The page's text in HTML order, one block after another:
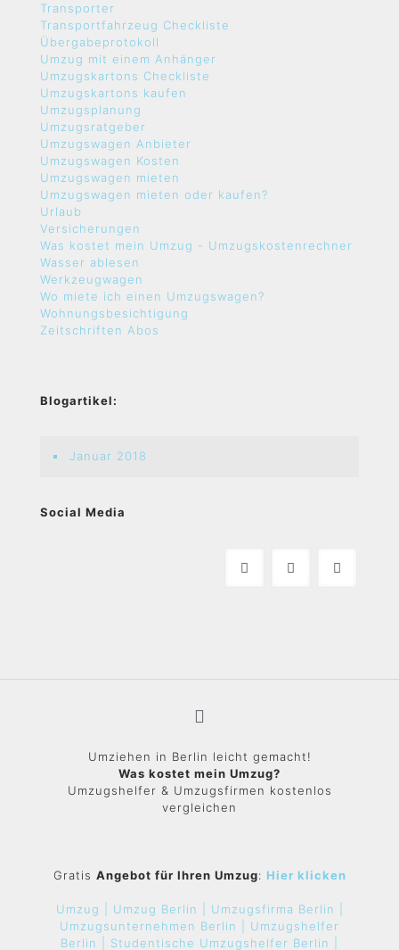
Transporter
Transportfahrzeug Checkliste
Übergabeprotokoll
Umzug mit einem Anhänger
Umzugskartons Checkliste
Umzugskartons kaufen
Umzugsplanung
Umzugsratgeber
Umzugswagen Anbieter
Umzugswagen Kosten
Umzugswagen mieten
Umzugswagen mieten oder kaufen?
Urlaub
Versicherungen
Was kostet mein Umzug - Umzugskostenrechner
Wasser ablesen
Werkzeugwagen
Wo miete ich einen Umzugswagen?
Wohnungsbesichtigung
Zeitschriften Abos
Blogartikel:
Januar 2018
Social Media
Umziehen in Berlin leicht gemacht!
Was kostet mein Umzug?
Umzugshelfer & Umzugsfirmen kostenlos
vergleichen
Gratis Angebot für Ihren Umzug: Hier klicken
Umzug | Umzug Berlin |
Umzugsfirma Berlin |
Umzugsunternehmen Berlin | Umzugshelfer
Berlin | Studentische Umzugshelfer Berlin |